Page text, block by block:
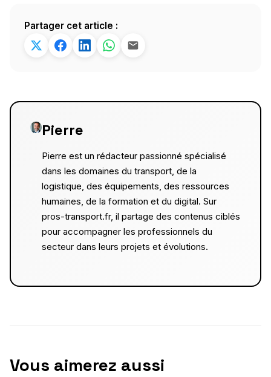
Partager cet article :
Pierre
Pierre est un rédacteur passionné spécialisé
dans les domaines du transport, de la
logistique, des équipements, des ressources
humaines, de la formation et du digital. Sur
pros-transport.fr, il partage des contenus ciblés
pour accompagner les professionnels du
secteur dans leurs projets et évolutions.
Vous aimerez aussi